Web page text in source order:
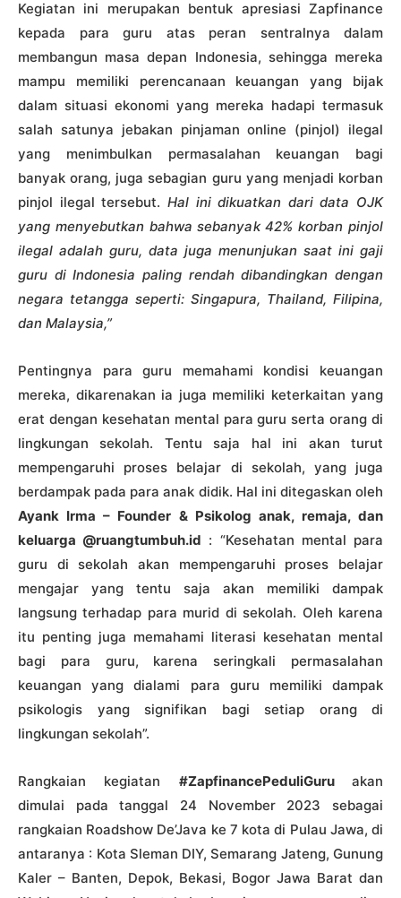
Kegiatan ini merupakan bentuk apresiasi Zapfinance
kepada para guru atas peran sentralnya dalam
membangun masa depan Indonesia, sehingga mereka
mampu memiliki perencanaan keuangan yang bijak
dalam situasi ekonomi yang mereka hadapi termasuk
salah satunya jebakan pinjaman online (pinjol) ilegal
yang menimbulkan permasalahan keuangan bagi
banyak orang, juga sebagian guru yang menjadi korban
pinjol ilegal tersebut. Hal ini dikuatkan dari data OJK
yang menyebutkan bahwa sebanyak 42% korban pinjol
ilegal adalah guru, data juga menunjukan saat ini gaji
guru di Indonesia paling rendah dibandingkan dengan
negara tetangga seperti: Singapura, Thailand, Filipina,
dan Malaysia,”
Pentingnya para guru memahami kondisi keuangan
mereka, dikarenakan ia juga memiliki keterkaitan yang
erat dengan kesehatan mental para guru serta orang di
lingkungan sekolah. Tentu saja hal ini akan turut
mempengaruhi proses belajar di sekolah, yang juga
berdampak pada para anak didik. Hal ini ditegaskan oleh
Ayank Irma – Founder & Psikolog anak, remaja, dan
keluarga @ruangtumbuh.id : “Kesehatan mental para
guru di sekolah akan mempengaruhi proses belajar
mengajar yang tentu saja akan memiliki dampak
langsung terhadap para murid di sekolah. Oleh karena
itu penting juga memahami literasi kesehatan mental
bagi para guru, karena seringkali permasalahan
keuangan yang dialami para guru memiliki dampak
psikologis yang signifikan bagi setiap orang di
lingkungan sekolah”.
Rangkaian kegiatan #ZapfinancePeduliGuruakan
dimulai pada tanggal 24 November 2023 sebagai
rangkaian Roadshow De’Java ke 7 kota di Pulau Jawa, di
antaranya : Kota Sleman DIY, Semarang Jateng, Gunung
Kaler – Banten, Depok, Bekasi, Bogor Jawa Barat dan